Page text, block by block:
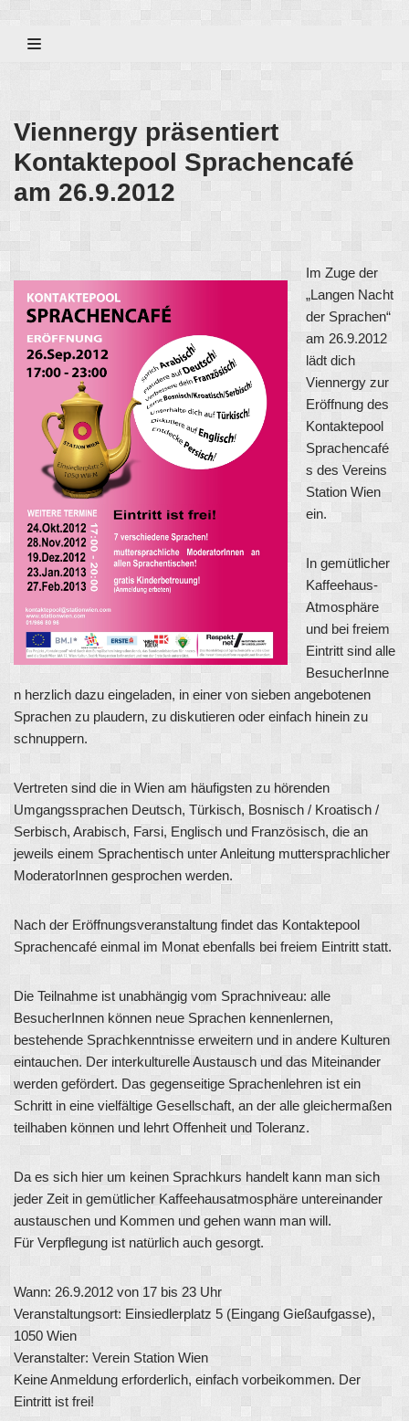
Zum
Viennergy präsentiert
Kontaktepool Sprachencafé
am 26.9.2012
Im Zuge der
„Langen Nacht
der Sprachen“
am 26.9.2012
lädt dich
Viennergy zur
Eröffnung des
Kontaktepool
Sprachencafé
s des Vereins
Station Wien
ein.
In gemütlicher
Kaffeehaus-
Atmosphäre
und bei freiem
Eintritt sind alle
BesucherInne
n herzlich dazu eingeladen, in einer von sieben angebotenen
Sprachen zu plaudern, zu diskutieren oder einfach hinein zu
schnuppern.
Vertreten sind die in Wien am häufigsten zu hörenden
Umgangssprachen Deutsch, Türkisch, Bosnisch / Kroatisch /
Serbisch, Arabisch, Farsi, Englisch und Französisch, die an
jeweils einem Sprachentisch unter Anleitung muttersprachlicher
ModeratorInnen gesprochen werden.
Nach der Eröffnungsveranstaltung findet das Kontaktepool
Sprachencafé einmal im Monat ebenfalls bei freiem Eintritt statt.
Die Teilnahme ist unabhängig vom Sprachniveau: alle
BesucherInnen können neue Sprachen kennenlernen,
bestehende Sprachkenntnisse erweitern und in andere Kulturen
eintauchen. Der interkulturelle Austausch und das Miteinander
werden gefördert. Das gegenseitige Sprachenlehren ist ein
Schritt in eine vielfältige Gesellschaft, an der alle gleichermaßen
teilhaben können und lehrt Offenheit und Toleranz.
Da es sich hier um keinen Sprachkurs handelt kann man sich
jeder Zeit in gemütlicher Kaffeehausatmosphäre untereinander
austauschen und Kommen und gehen wann man will.
Für Verpflegung ist natürlich auch gesorgt.
Wann: 26.9.2012 von 17 bis 23 Uhr
Veranstaltungsort: Einsiedlerplatz 5 (Eingang Gießaufgasse),
1050 Wien
Veranstalter: Verein Station Wien
Keine Anmeldung erforderlich, einfach vorbeikommen. Der
Eintritt ist frei!